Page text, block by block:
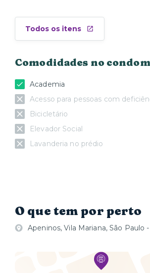
Todos os itens
Comodidades no
Academia
Acesso para pessoas com
Bicicletário
Elevador Social
Lavanderia no prédio
O que tem por perto
Apeninos, Vila Mariana, São Paulo